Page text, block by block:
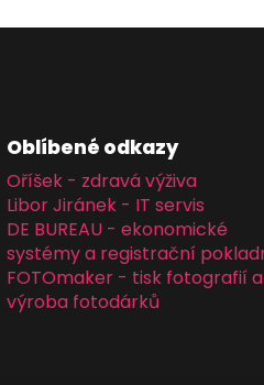
Oblíbené odkazy
Oříšek - zdravá výživa
Libor Jiránek - IT servis
DE BUREAU - ekonomické
systémy a registrační
FOTOmaker - tisk fotografií a
výroba fotodárků